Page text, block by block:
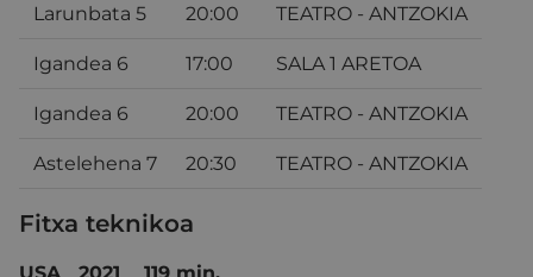
Larunbata 5 20:00 TEATRO - ANTZOKIA
Igandea 6 17:00 SALA 1 ARETOA
Igandea 6 20:00 TEATRO - ANTZOKIA
Astelehena 7 20:30 TEATRO - ANTZOKIA
Fitxa teknikoa